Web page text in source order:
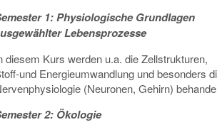
1: Physiologische Grundlagen
Lebensprozesse
diesem Kurs werden u.a. die Zellstrukturen,
und Energieumwandlung und besonders
(Neuronen, Gehirn)
2: Ökologie